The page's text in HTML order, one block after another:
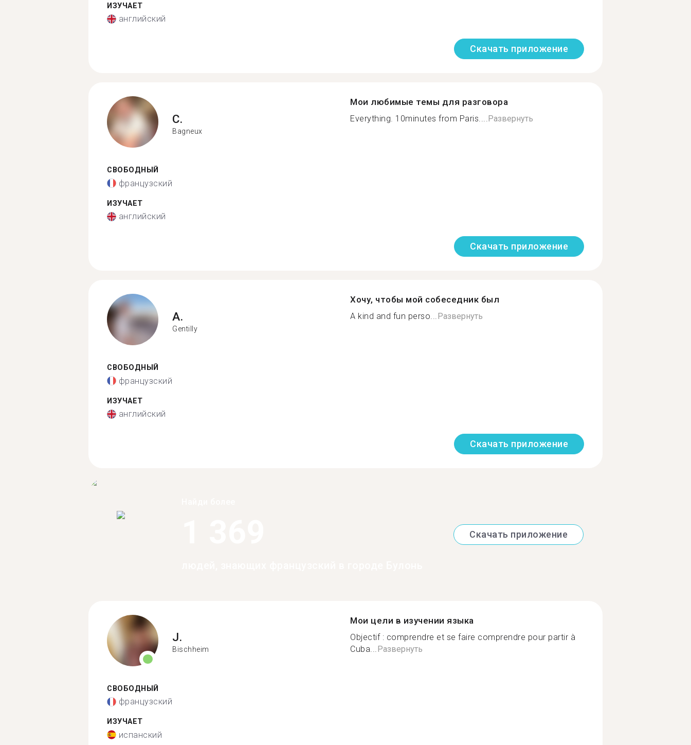
ИЗУЧАЕТ
английский
Скачать приложение
C.
Bagneux
СВОБОДНЫЙ
французский
ИЗУЧАЕТ
английский
Мои любимые темы для разговора
Everything. 10minutes from Paris....Развернуть
Скачать приложение
A.
Gentilly
СВОБОДНЫЙ
французский
ИЗУЧАЕТ
английский
Хочу, чтобы мой собеседник был
A kind and fun perso...Развернуть
Скачать приложение
Скачать приложение
J.
Bischheim
СВОБОДНЫЙ
французский
ИЗУЧАЕТ
испанский
Мои цели в изучении языка
Objectif : comprendre et se faire comprendre pour partir à
Cuba... Развернуть